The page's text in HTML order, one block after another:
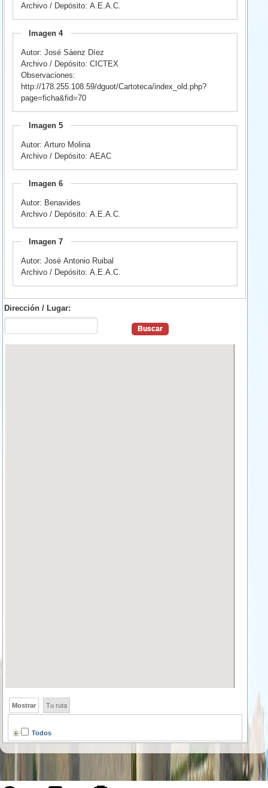
Archivo / Depósito: A.E.A.C.
Imagen 4
Autor: José Sáenz Díez
Archivo / Depósito: CICTEX
Observaciones:
http://178.255.108.59/dguot/Cartoteca/index_old.php?
page=ficha&fid=70
Imagen 5
Autor: Arturo Molina
Archivo / Depósito: AEAC
Imagen 6
Autor: Benavides
Archivo / Depósito: A.E.A.C.
Imagen 7
Autor: José Antonio Ruibal
Archivo / Depósito: A.E.A.C.
Dirección / Lugar:
Mostrar Tu ruta
Todos